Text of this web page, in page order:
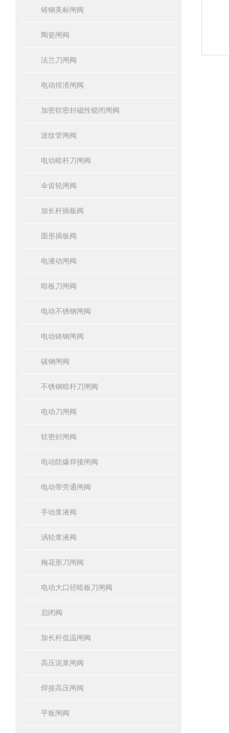
铸钢美标闸阀
陶瓷闸阀
法兰刀闸阀
电动排渣闸阀
加密软密封磁性锁闭闸阀
波纹管闸阀
电动暗杆刀闸阀
伞齿轮闸阀
加长杆插板阀
圆形插板阀
电液动闸阀
暗板刀闸阀
电动不锈钢闸阀
电动铸钢闸阀
碳钢闸阀
不锈钢暗杆刀闸阀
电动刀闸阀
软密封闸阀
电动防爆焊接闸阀
电动带旁通闸阀
手动浆液阀
涡轮浆液阀
梅花形刀闸阀
电动大口径暗板刀闸阀
启闭阀
加长杆低温闸阀
高压泥浆闸阀
焊接高压闸阀
平板闸阀